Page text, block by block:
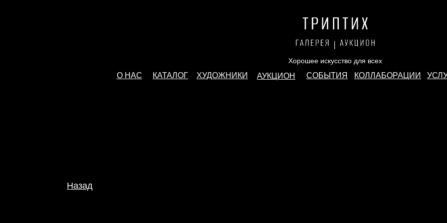
КАТАЛОГ
О НАС СОБЫТИЯ КОЛЛАБОРАЦИИ
ХУДОЖНИКИ АУКЦИОН
Хорошее искусство для всех
Назад